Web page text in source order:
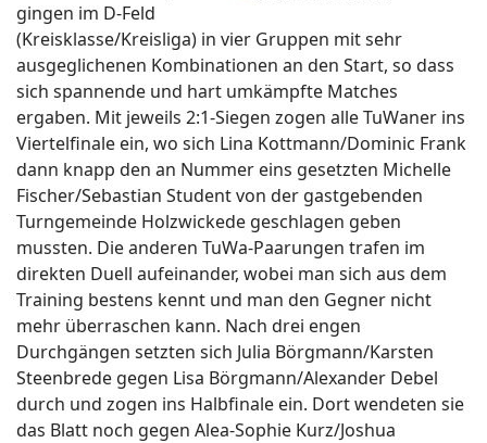
gingen im D-Feld
(Kreisklasse/Kreisliga) in vier Gruppen mit sehr
ausgeglichenen Kombinationen an den Start, so dass
sich spannende und hart umkämpfte Matches
ergaben. Mit jeweils 2:1-Siegen zogen alle TuWaner ins
Viertelfinale ein, wo sich Lina Kottmann/Dominic Frank
dann knapp den an Nummer eins gesetzten Michelle
Fischer/Sebastian Student von der gastgebenden
Turngemeinde Holzwickede geschlagen geben
mussten. Die anderen TuWa-Paarungen trafen im
direkten Duell aufeinander, wobei man sich aus dem
Training bestens kennt und man den Gegner nicht
mehr überraschen kann. Nach drei engen
Durchgängen setzten sich Julia Börgmann/Karsten
Steenbrede gegen Lisa Börgmann/Alexander Debel
durch und zogen ins Halbfinale ein. Dort wendeten sie
das Blatt noch gegen Alea-Sophie Kurz/Joshua